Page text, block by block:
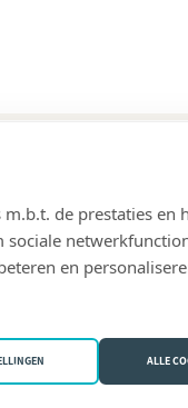
de prestaties en
sociale
en
ALLE